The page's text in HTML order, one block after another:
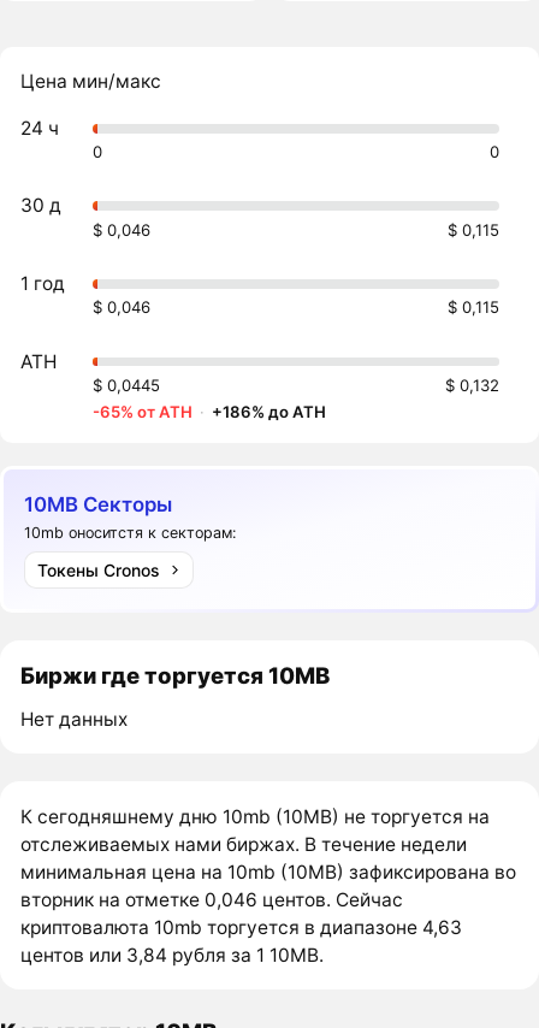
Цена мин/макс
24 ч
0 0
30 д
$ 0,046 $ 0,115
1 год
$ 0,046 $ 0,115
ATH
$ 0,0445
$ 0,132
-65% от ATH · +186% до ATH
10MB Секторы
10mb оноситстя к секторам:
Токены Cronos
Биржи где торгуется 10MB
Нет данных
К сегодняшнему дню 10mb (10MB) не торгуется на
отслеживаемых нами биржах. В течение недели
минимальная цена на 10mb (10MB) зафиксирована во
вторник на отметке 0,046 центов. Сейчас
криптовалюта 10mb торгуется в диапазоне 4,63
центов или 3,84 рубля за 1 10MB.